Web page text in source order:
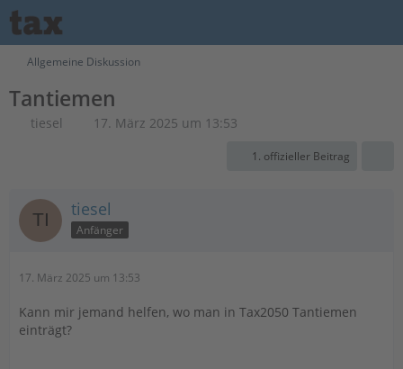
Allgemeine Diskussion
Tantiemen
tiesel 17. März 2025 um 13:53
1. offizieller Beitrag
tiesel
Anfänger
17. März 2025 um 13:53
Kann mir jemand helfen, wo man in Tax2050 Tantiemen
einträgt?